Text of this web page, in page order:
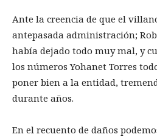
Ante la creencia de que el
antepasada administración;
había dejado todo muy mal, y
los números Yohanet Torres
poner bien a la entidad,
durante años.
En el recuento de daños